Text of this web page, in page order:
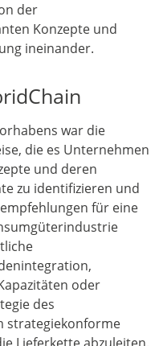
der
Konzepte und
ineinander.
war die
die es Unternehmen
und deren
zu identifizieren und
für eine
oder
des
strategiekonforme